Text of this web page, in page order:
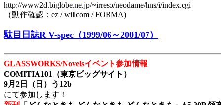
http://www2d.biglobe.ne.jp/~irreso/neodame/hns/i/index.cgi
（動作確認：ez / willcom / FORMA)
駄目日誌R V-spec（1999/06～2001/07）
GLASSWORKS/Novelsイベント参加情報
COMITIA101（東京ビッグサイト）
9月2日（日）う12b
にて参加します！